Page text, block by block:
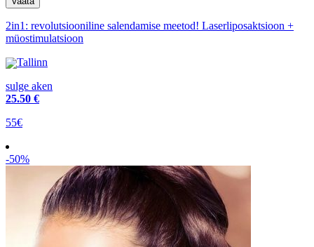
2in1: revolutsiooniline salendamise meetod! Laserliposaktsioon +
müostimulatsioon
Tallinn
sulge aken
25.50 €
55€
-50%